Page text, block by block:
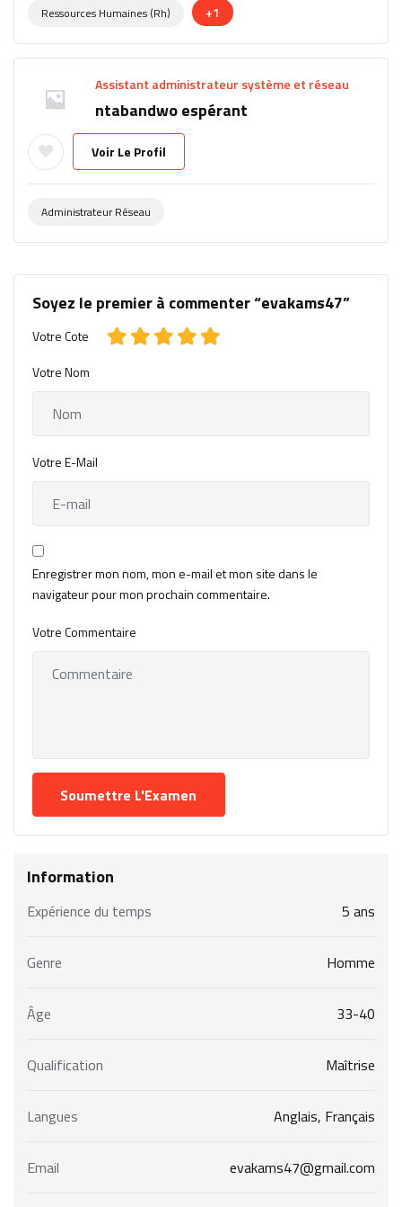
Ressources Humaines (rh) +1
Assistant administrateur système et réseau
ntabandwo espérant
Voir Le Profil
Administrateur Réseau
Soyez le premier à commenter “evakams47”
Votre Cote
Votre Nom
Votre E-Mail
Enregistrer mon nom, mon e-mail et mon site dans le
navigateur pour mon prochain commentaire.
Votre Commentaire
Information
Expérience du temps 5 ans
Genre Homme
Âge 33-40
Qualification Maîtrise
Langues Anglais, Français
Email evakams47@gmail.com